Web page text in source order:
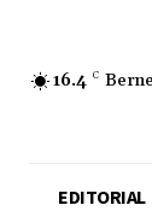
16.4 C Berne
EDITORIAL